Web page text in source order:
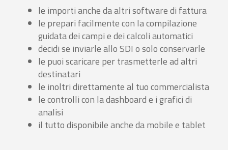
le importi anche da altri software di fattura
le prepari facilmente con la compilazione
guidata dei campi e dei calcoli automatici
decidi se inviarle allo SDI o solo conservarle
le puoi scaricare per trasmetterle ad altri
destinatari
le inoltri direttamente al tuo commercialista
le controlli con la dashboard e i grafici di
analisi
il tutto disponibile anche da mobile e tablet